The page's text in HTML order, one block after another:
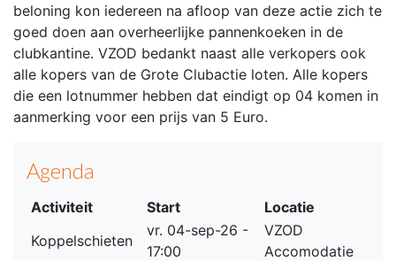
beloning kon iedereen na afloop van deze actie zich te
goed doen aan overheerlijke pannenkoeken in de
clubkantine. VZOD bedankt naast alle verkopers ook
alle kopers van de Grote Clubactie loten. Alle kopers
die een lotnummer hebben dat eindigt op 04 komen in
aanmerking voor een prijs van 5 Euro.
Agenda
Activiteit Start
Locatie
Koppelschieten
vr. 04-sep-26 -
17:00
VZOD
Accomodatie